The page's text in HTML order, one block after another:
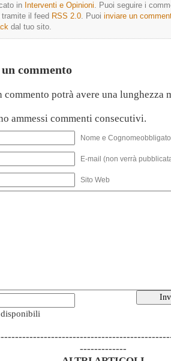
in Interventi e Opinioni. Puoi seguire i
il feed RSS 2.0. Puoi inviare un
dal tuo sito.
commento
commento potrà avere una lunghezza
ammessi commenti consecutivi.
Nome e
E-mail (non verrà
Sito Web
-------------